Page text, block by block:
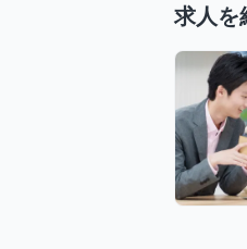
求人を